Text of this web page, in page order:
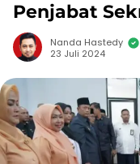
Penjabat
Nanda Hastedy
23 Juli 2024